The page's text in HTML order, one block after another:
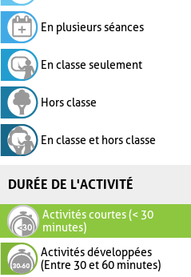
En plusieurs séances
En classe seulement
Hors classe
En classe et hors classe
DURÉE DE L'ACTIVITÉ
Activités courtes (< 30
minutes)
Activités développées
(Entre 30 et 60 minutes)